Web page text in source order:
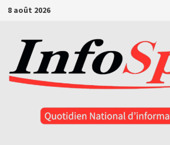
Passer
contenu
8 août 2026